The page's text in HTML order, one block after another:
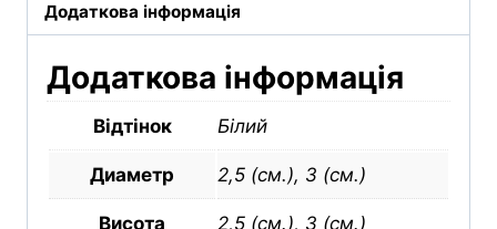
Додаткова інформація
Додаткова інформація
Відтінок Білий
Диаметр 2,5 (см.), 3 (см.)
Висота 2,5 (см.), 3 (см.)